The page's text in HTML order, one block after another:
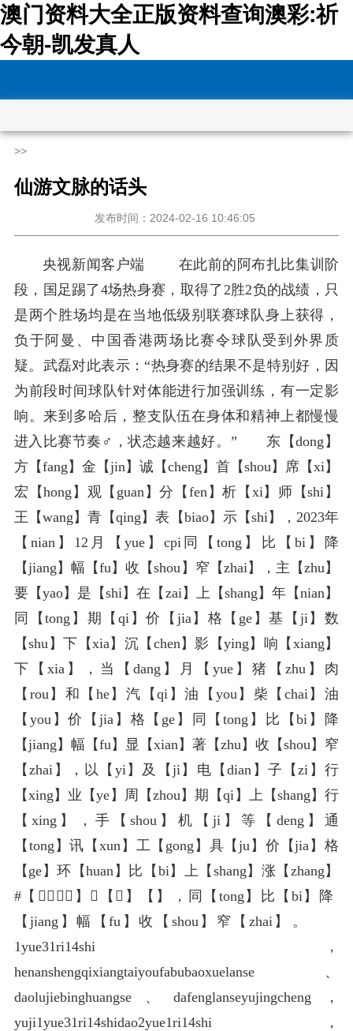
澳门资料大全正版资料查询澳彩:祈
今朝-凯发真人
>>
仙游文脉的话头
发布时间：2024-02-16 10:46:05
央视新闻客户端
在此前的阿布扎比集训阶
段，国足踢了4场热身赛，取得了2胜2负的战绩，只
是两个胜场均是在当地低级别联赛球队身上获得，
负于阿曼、中国香港两场比赛令球队受到外界质
疑。武磊对此表示：“热身赛的结果不是特别好，因
为前段时间球队针对体能进行加强训练，有一定影
响。来到多哈后，整支队伍在身体和精神上都慢慢
进入比赛节奏♂️，状态越来越好。” 东【dong】
方【fang】金【jin】诚【cheng】首【shou】席【xi】
宏【hong】观【guan】分【fen】析【xi】师【shi】
王【wang】青【qing】表【biao】示【shi】，2023年
【nian】12月【yue】cpi同【tong】比【bi】降
【jiang】幅【fu】收【shou】窄【zhai】，主【zhu】
要【yao】是【shi】在【zai】上【shang】年【nian】
同【tong】期【qi】价【jia】格【ge】基【ji】数
【shu】下【xia】沉【chen】影【ying】响【xiang】
下【xia】，当【dang】月【yue】猪【zhu】肉
【rou】和【he】汽【qi】油【you】柴【chai】油
【you】价【jia】格【ge】同【tong】比【bi】降
【jiang】幅【fu】显【xian】著【zhu】收【shou】窄
【zhai】，以【yi】及【ji】电【dian】子【zi】行
【xing】业【ye】周【zhou】期【qi】上【shang】行
【xing】，手【shou】机【ji】等【deng】通
【tong】讯【xun】工【gong】具【ju】价【jia】格
【ge】环【huan】比【bi】上【shang】涨【zhang】
#️【️】⃣【⃣】❤【❤】️【️】，同【tong】比【bi】降
【jiang】幅【fu】收【shou】窄【zhai】。
1yue31ri14shi，
henanshengqixiangtaiyoufabubaoxuelanse、
daolujiebinghuangse、dafenglanseyujingcheng，
yuji1yue31ri14shidao2yue1ri14shi，